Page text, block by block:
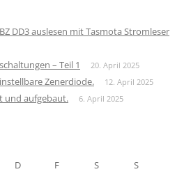
DD3 auslesen mit Tasmota Stromleser
– Teil 1 20. April 2025
Zenerdiode. 12. April 2025
und aufgebaut. 6. April 2025
D F S
S